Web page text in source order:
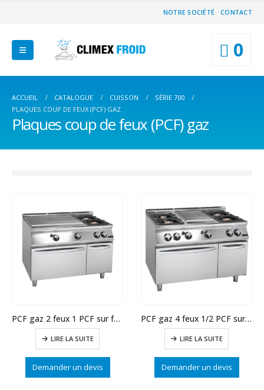
NOTRE SOCIÉTÉ CONTACT
0
ACCUEIL CATALOGUE CUISSON
SÉRIE 700
PLAQUES COUP DE FEUX (PCF) GAZ
Plaques coup de feux (PCF) gaz
PCF gaz 2 feux 1 PCF sur four gaz GN2/1
LIRE LA SUITE
Demander un devis
PCF gaz 4 feux 1/2 PCF sur four gaz GN2/1
LIRE LA SUITE
Demander un devis